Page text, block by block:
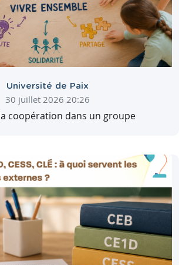
Université de Paix
30 juillet 2026 20:26
coopération dans un groupe